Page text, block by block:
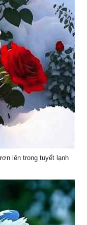
lên trong tuyết lạnh